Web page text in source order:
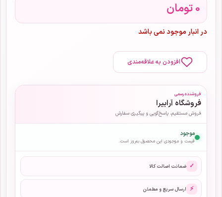
0تومان
در انبار موجود نمی باشد
افزودن به علاقه‌مندی
فروشنده رسمی
فروشگاه آرابیرا
فروش مستقیم، پاسخ‌گویی و پیگیری سفارش
موجود
قیمت و موجودی این محصول به‌روز است.
✓ ضمانت اصالت کالا
⚡ ارسال سریع و مطمئن